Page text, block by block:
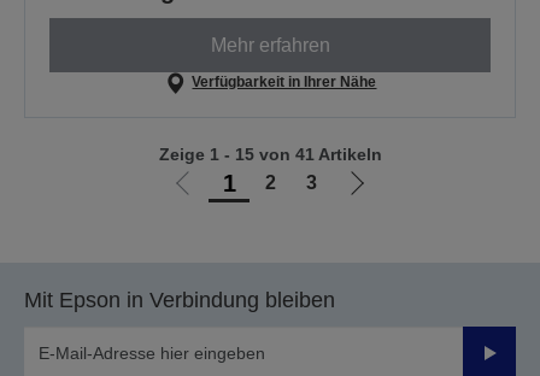
Mehr erfahren
Verfügbarkeit in Ihrer Nähe
Zur
1 2 3
Zur
Zeige 1 - 15 von 41 Artikeln
Mit Epson in Verbindung bleiben